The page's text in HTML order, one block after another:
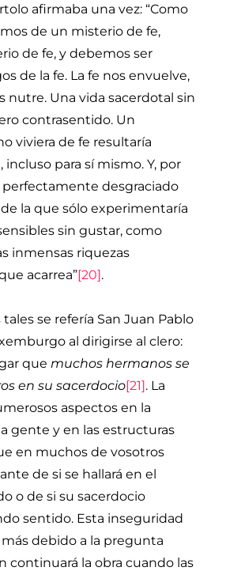
afirmaba una vez: “Como
de un misterio de fe,
de fe, y debemos ser
de la fe. La fe nos envuelve,
nutre. Una vida sacerdotal sin
contrasentido. Un
viviera de fe resultaría
para sí mismo. Y, por
perfectamente desgraciado
la que sólo experimentaría
sin gustar, como
inmensas riquezas
acarrea”[20].
se refería San Juan Pablo
al dirigirse al clero:
que muchos hermanos se
en su sacerdocio[21]. La
aspectos en la
gente y en las estructuras
en muchos de vosotros
de si se hallará en el
o de si su sacerdocio
sentido. Esta inseguridad
debido a la pregunta
continuará la obra cuando las